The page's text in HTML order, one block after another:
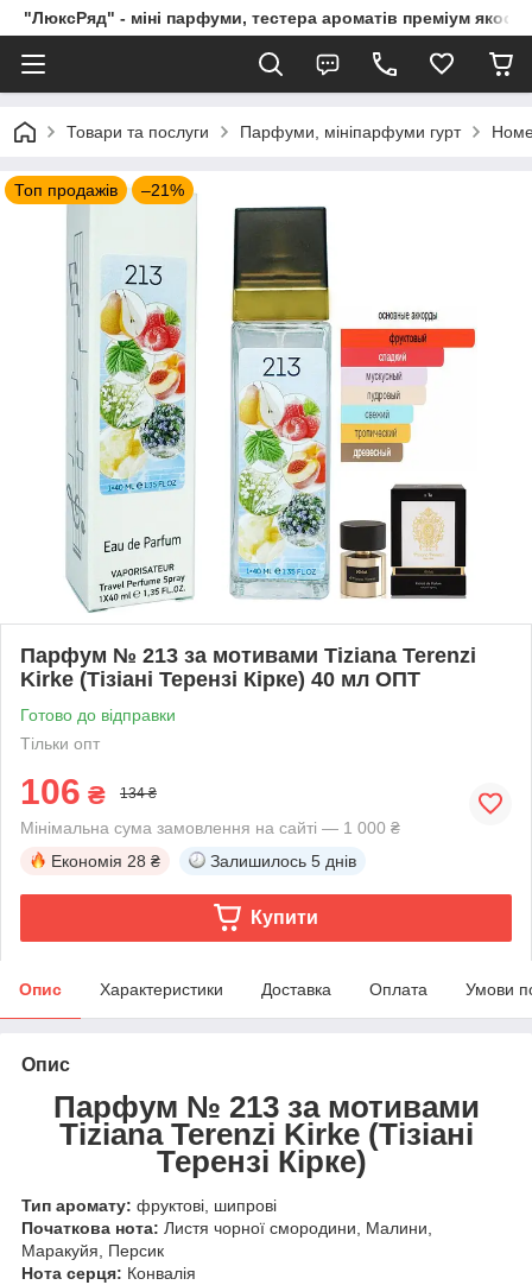
"ЛюксРяд" - міні парфуми, тестера ароматів преміум
Товари та послуги Парфуми, мініпарфуми гурт
Топ продажів –21%
Парфум № 213 за мотивами Tiziana Terenzi
Kirke (Тізіані Терензі Кірке) 40 мл ОПТ
Готово до відправки
Тільки опт
106 ₴ 134 ₴
Мінімальна сума замовлення на сайті — 1 000 ₴
Економія 28 ₴ Залишилось 5 днів
Купити
Опис Характеристики Доставка Оплата Умови
Опис
Парфум № 213 за мотивами
Tiziana Terenzi Kirke (Тізіані
Терензі Кірке)
Тип аромату: фруктові, шипрові
Початкова нота: Листя чорної смородини, Малини,
Маракуйя, Персик
Нота серця: Конвалія